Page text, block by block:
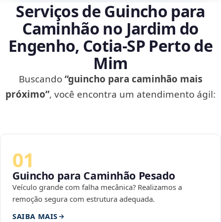
Serviços de Guincho para
Caminhão no Jardim do
Engenho, Cotia‑SP Perto de
Mim
Buscando“guincho para caminhão mais
próximo”, você encontra um atendimento ágil:
01
Guincho para Caminhão Pesado
Veículo grande com falha mecânica? Realizamos a
remoção segura com estrutura adequada.
SAIBA MAIS